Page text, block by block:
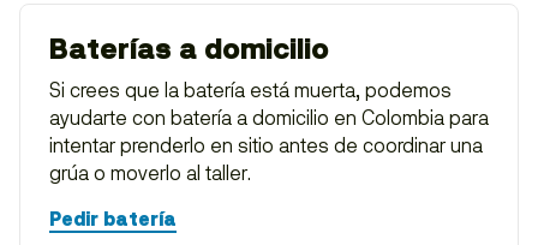
Baterías a domicilio
Si crees que la batería está muerta, podemos
ayudarte con batería a domicilio en Colombia para
intentar prenderlo en sitio antes de coordinar una
grúa o moverlo al taller.
Pedir batería